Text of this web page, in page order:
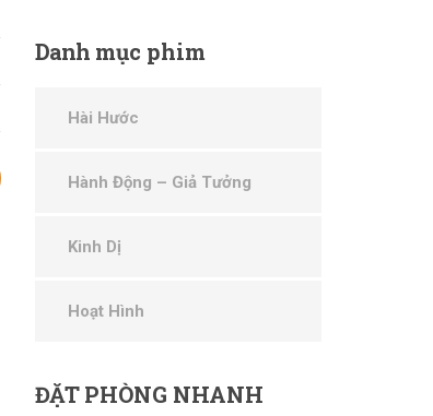
Danh mục phim
Hài Hước
Hành Động – Giả Tưởng
Kinh Dị
Hoạt Hình
ĐẶTPHÒNG NHANH